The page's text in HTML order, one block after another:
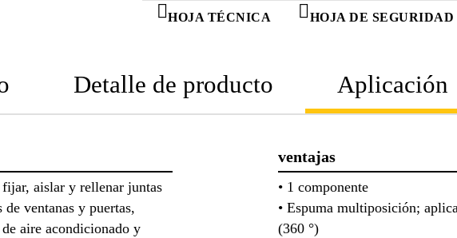
HOJA TÉCNICA HOJA DE SEGURIDAD
Detalle de producto Aplicación
fijar, aislar y rellenar juntas
ventanas y puertas,
aire acondicionado y
ventajas
• 1 componente
• Espuma multiposición;
(360 °)